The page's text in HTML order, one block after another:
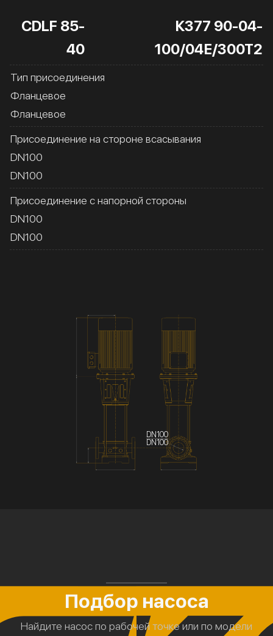
CDLF 85-
40
К377 90-04-
100/04Е/300Т2
Тип присоединения
Фланцевое
Фланцевое
Присоединение на стороне всасывания
DN100
DN100
Присоединение с напорной стороны
DN100
DN100
DN100
DN100
Подбор насоса
Найдите насос по рабочей точке или по модели